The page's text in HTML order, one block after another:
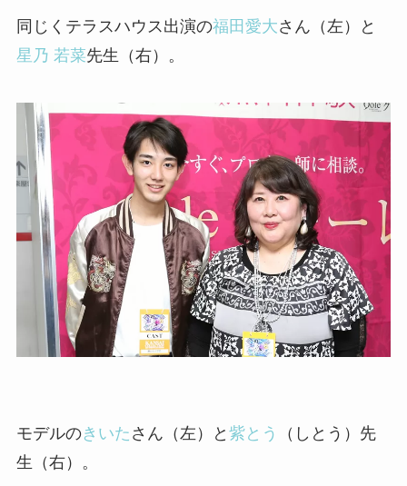
同じくテラスハウス出演の福田愛大さん（左）と
星乃 若菜先生（右）。
モデルのきいた さん（左）と 紫とう
（しとう）先
生（右）。